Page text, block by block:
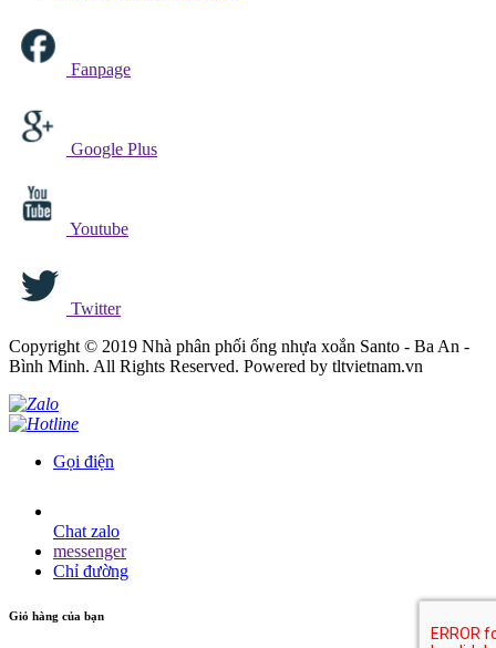
Fanpage
Google Plus
Youtube
Twitter
Copyright © 2019 Nhà phân phối ống nhựa xoắn Santo - Ba An -
Bình Minh. All Rights Reserved. Powered by tltvietnam.vn
Gọi điện
Chat zalo
messenger
Chỉ đường
Giỏ hàng của bạn